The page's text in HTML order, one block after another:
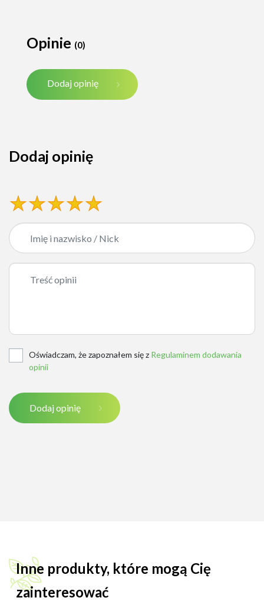
Opinie (0)
Dodaj opinię
Dodaj opinię
Oświadczam, że zapoznałem się z Regulaminem dodawania
opinii
Dodaj opinię
Inne produkty, które mogą Cię
zainteresować